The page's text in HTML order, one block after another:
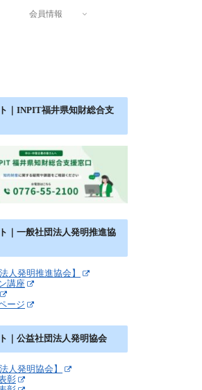
会員情報
｜INPIT福井県知財総合支
｜一般社団法人発明推進協
人発明推進協会】
講座
ージ
｜公益社団法人発明協会
人発明協会】
彰